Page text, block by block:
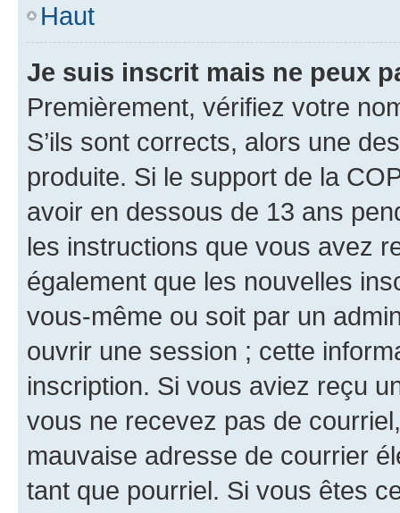
Haut
Je suis inscrit mais ne peux
Premièrement, vérifiez votre
S’ils sont corrects, alors une
produite. Si le support de la
avoir en dessous de 13 ans
les instructions que vous avez
également que les nouvelles
vous-même ou soit par un
ouvrir une session ; cette
inscription. Si vous aviez reçu
vous ne recevez pas de
mauvaise adresse de courrier
tant que pourriel. Si vous êtes